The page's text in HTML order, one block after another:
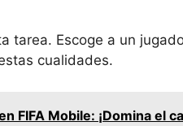
tarea. Escoge a un
cualidades.
FIFA Mobile: ¡Domina el